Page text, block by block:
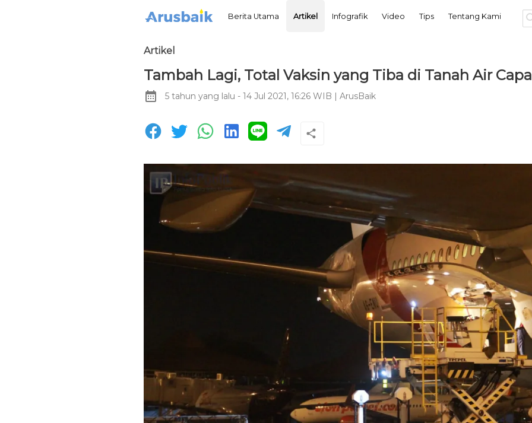
Berita Utama Artikel Infografik Video Tips Tentang Kami
Artikel
Tambah Lagi, Total Vaksin yang Tiba di Tanah Air Capai
5 tahun yang lalu - 14 Jul 2021, 16:26 WIB ArusBaik